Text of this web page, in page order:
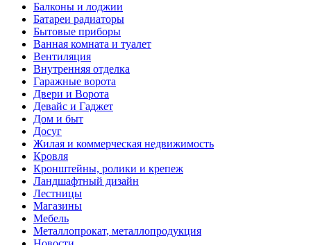
Балконы и лоджии
Батареи радиаторы‎
Бытовые приборы
Ванная комната и туалет
Вентиляция
Внутренняя отделка
Гаражные ворота
Двери и Ворота
Девайс и Гаджет
Дом и быт
Досуг
Жилая и коммерческая недвижимость
Кровля
Кронштейны, ролики и крепеж
Ландшафтный дизайн
Лестницы
Магазины
Мебель
Металлопрокат, металлопродукция